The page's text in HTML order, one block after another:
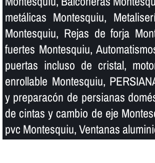
metálicas Montesquiu,
Montesquiu, Rejas de forja
fuertes Montesquiu,
puertas incluso de cristal,
enrollable Montesquiu,
y preparacón de persianas
de cintas y cambio de eje
pvc Montesquiu, Ventanas